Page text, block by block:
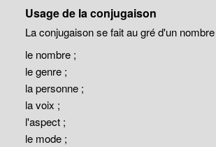
Usage de la conjugaison
La conjugaison se fait au gré d'un
le nombre ;
le genre ;
la personne ;
la voix ;
l'aspect ;
le mode ;